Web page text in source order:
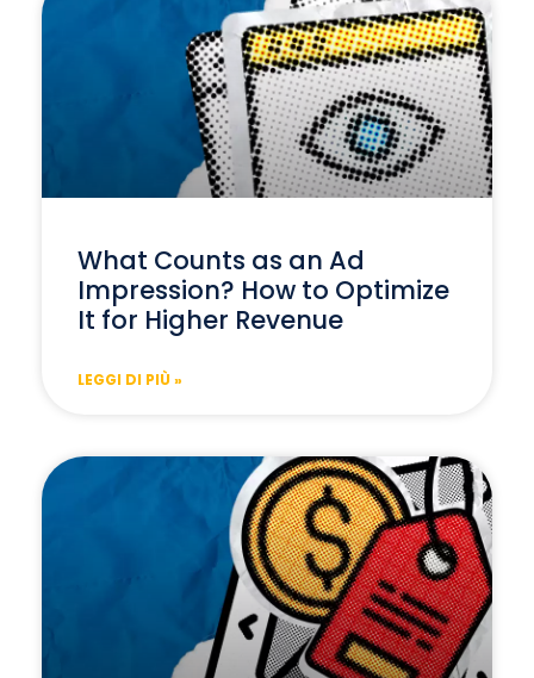
What Counts as an Ad
Impression? How to Optimize
It for Higher Revenue
LEGGI DI PIÙ »